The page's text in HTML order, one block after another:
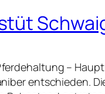
–
entschieden.